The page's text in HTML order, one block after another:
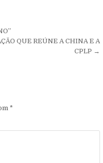
QUE REÚNE A CHINA E A
CPLP →
*